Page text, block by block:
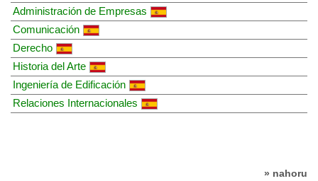
Administración de Empresas
Comunicación
Derecho
Historia del Arte
Ingeniería de Edificación
Relaciones Internacionales
» nahoru